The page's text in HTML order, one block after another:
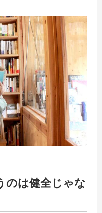
のは健全じゃな